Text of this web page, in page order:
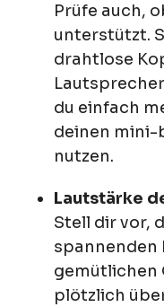
Prüfe auch,
unterstützt.
drahtlose
du einfach
deinen
nutzen.
Lautstärke
Stell dir vor,
spannenden
gemütlichen
plötzlich